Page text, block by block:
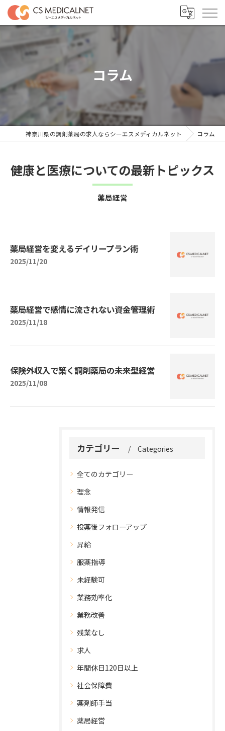
コラム
神奈川県の調剤薬局の求人ならシーエスメディカルネット コラム
健康と医療についての最新トピックス
薬局経営
薬局経営を変えるデイリープラン術
2025/11/20
薬局経営で感情に流されない資金管理術
2025/11/18
保険外収入で築く調剤薬局の未来型経営
2025/11/08
カテゴリー Categories
全てのカテゴリー
理念
情報発信
投薬後フォローアップ
昇給
服薬指導
未経験可
業務効率化
業務改善
残業なし
求人
年間休日120日以上
社会保障費
薬剤師手当
薬局経営